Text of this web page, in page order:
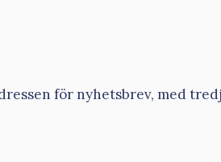
för nyhetsbrev, med